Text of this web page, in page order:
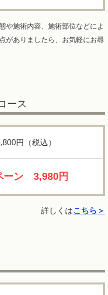
や施術内容、施術部位などによ
がありましたら、お気軽にお尋
ース
円（税込）
ーン 3,980円
詳しくはこちら＞